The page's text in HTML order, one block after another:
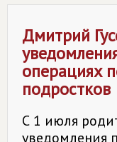
Дмитрий
операциях
подростков
С 1 июля
уведомления